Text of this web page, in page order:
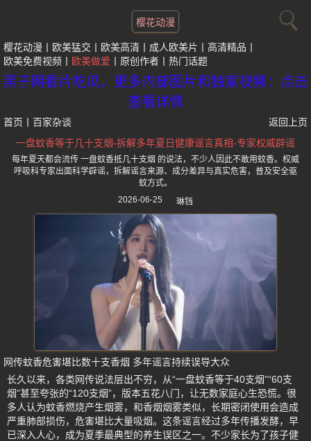
樱花动漫
樱花动漫 欧美猛交 欧美高清 成人欧美片
高清精品
欧美免费视频
欧美做爱 原创作者 热门话题
黑子网看片吃瓜，更多内部图片和独家视频：点击
查看详情
首页 百家杂谈
返回上页
一盘蚊香等于几十支烟-拆解多年夏日健康谣言真相-专家权威辟谣
每年夏天都会流传 一盘蚊香抵几十支烟 的说法，不少人因此不敢用蚊香。权威
呼吸科专家出面科学辟谣，拆解谣言来源、成分差异与真实危害，普及安全驱
蚊方式。
2026-06-25
琳铛
网传蚊香危害堪比数十支香烟 多年谣言持续误导大众
长久以来，各类网传说法层出不穷，从“一盘蚊香等于40支烟”“60支
烟”甚至夸张的“120支烟”，版本五花八门，让无数家庭心生恐慌。很
多人认为蚊香燃烧产生烟雾，和香烟烟雾类似，长期密闭使用会造成
严重肺部损伤，危害堪比大量吸烟。这条谣言经过多年传播发酵，早
已深入人心，成为夏季最典型的养生误区之一。不少家长为了孩子健